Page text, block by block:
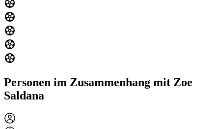
Personen im Zusammenhang mit Zoe
Saldana